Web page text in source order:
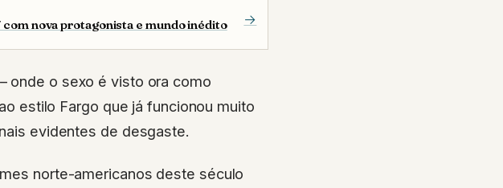
nova protagonista e mundo inédito
estilo Fargo que já funcionou muito
evidentes de desgaste.
projetos, pois Garotas em Fuga